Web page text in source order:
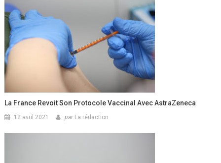
La France Revoit Son Protocole Vaccinal Avec AstraZeneca
12 avril 2021 par La rédaction